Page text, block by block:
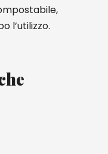
l’utilizzo.